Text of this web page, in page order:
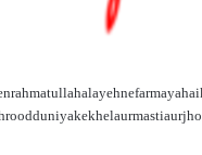
rahmatullah alayeh ne farmaya
duniya ke khel aur masti aur